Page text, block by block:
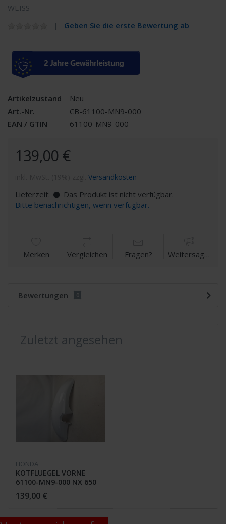
WEISS
Geben Sie die erste Bewertung ab
Artikelzustand
Neu
Art.-Nr.
CB-61100-MN9-000
EAN / GTIN
61100-MN9-000
139,00 €
Versandkosten
Lieferzeit:
Das Produkt ist nicht verfügbar.
Bitte benachrichtigen, wenn verfügbar.
Merken Vergleichen Fragen? Weitersagen
Bewertungen 0
Zuletzt angesehen
HONDA
KOTFLUEGEL VORNE
61100-MN9-000 NX 650
139,00 €